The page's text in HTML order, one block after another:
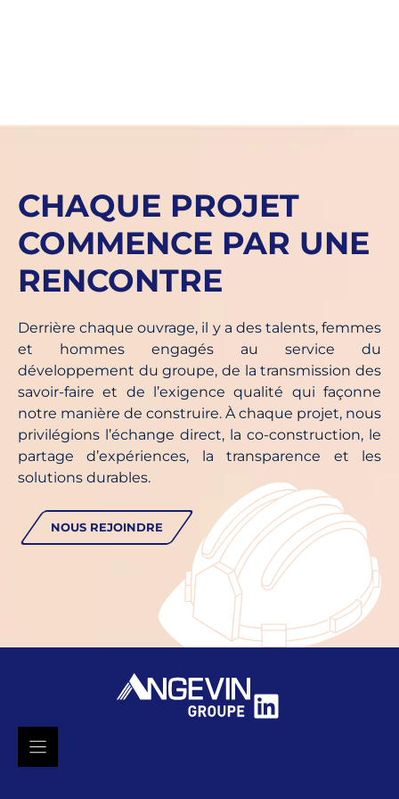
CHAQUE PROJET
COMMENCE PAR UNE
RENCONTRE
Derrière chaque ouvrage, il y a des talents, femmes
et hommes engagés au service du
développement du groupe, de la transmission des
savoir-faire et de l’exigence qualité qui façonne
notre manière de construire. À chaque projet, nous
privilégions l’échange direct, la co-construction, le
partage d’expériences, la transparence et les
solutions durables.
NOUS REJOINDRE
LinkedIn